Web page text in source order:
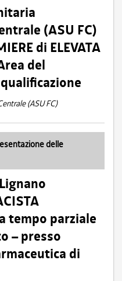
(ASU FC)
di ELEVATA
del
(ASU FC)
delle
tempo parziale
– presso
di